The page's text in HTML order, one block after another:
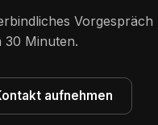
Vorgespräch
30 Minuten.
aufnehmen